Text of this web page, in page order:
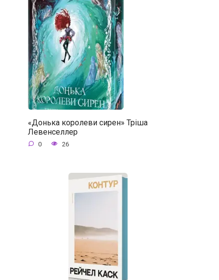
«Донька королеви сирен» Тріша
Левенселлер
0 26